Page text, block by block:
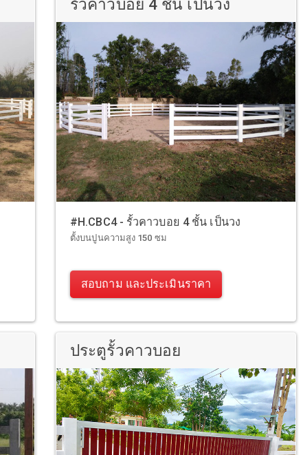
รั้วคาวบอย 4 ชั้น เป็นวง
#H.CBC4 - รั้วคาวบอย 4 ชั้น เป็นวง
ตั้งบนปูนความสูง 150 ซม
สอบถาม และประเมินราคา
ประตูรั้วคาวบอย